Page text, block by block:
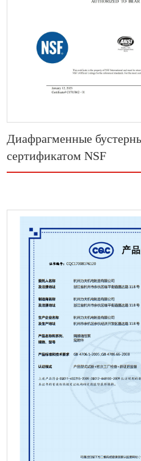
Диафрагменные
сертификатом NSF